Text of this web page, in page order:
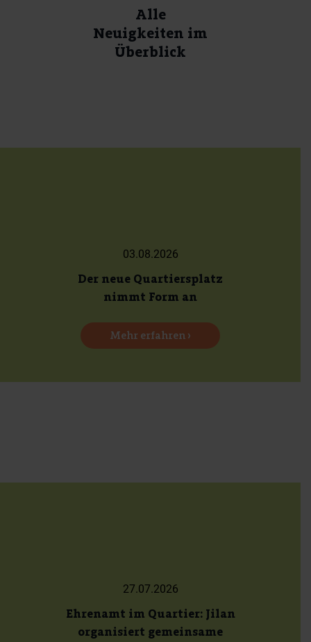
Alle
Neuigkeiten im
Überblick
03.08.2026
Der neue Quartiersplatz
nimmt Form an
Mehr erfahren ›
27.07.2026
Ehrenamt im Quartier: Jilan
organisiert gemeinsame